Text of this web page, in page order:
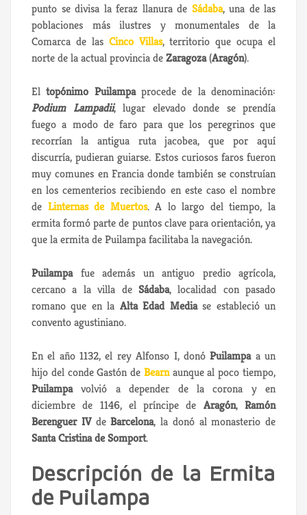
punto se divisa la feraz llanura de Sádaba, una de las
poblaciones más ilustres y monumentales de la
Comarca de las Cinco Villas, territorio que ocupa el
norte de la actual provincia deZaragoza(Aragón).
El topónimo Puilampaprocede de la denominación:
Podium Lampadii, lugar elevado donde se prendía
fuego a modo de faro para que los peregrinos que
recorrían la antigua ruta jacobea, que por aquí
discurría, pudieran guiarse. Estos curiosos faros fueron
muy comunes en Francia donde también se construían
en los cementerios recibiendo en este caso el nombre
de Linternas de Muertos. A lo largo del tiempo, la
ermita formó parte de puntos clave para orientación, ya
que la ermita de Puilampa facilitaba la navegación.
Puilampafue además un antiguo predio agrícola,
cercano a la villa de Sádaba, localidad con pasado
romano que en la Alta Edad Mediase estableció un
convento agustiniano.
En el año 1132, el rey Alfonso I, donóPuilampaa un
hijo del conde Gastón de Bearnaunque al poco tiempo,
Puilampavolvió a depender de la corona y en
diciembre de 1146, el príncipe de Aragón,Ramón
Berenguer IVdeBarcelona, la donó al monasterio de
Santa Cristina de Somport.
Descripción de la Ermita
de Puilampa